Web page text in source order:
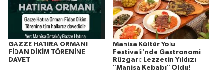
GAZZE HATIRA ORMANI
FİDAN DİKİM TÖRENİNE
DAVET
Manisa Kültür Yolu
Festivali'nde Gastronomi
Rüzgarı: Lezzetin Yıldızı
"Manisa Kebabı" Oldu!